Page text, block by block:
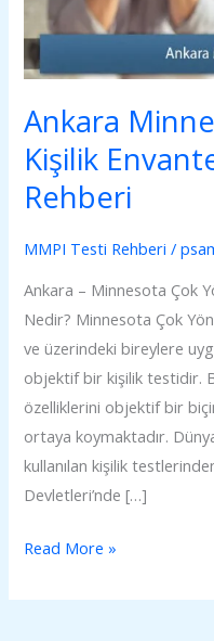
Ankara
Kişilik
Rehberi
MMPI Testi Rehberi /
Ankara – Minnesota Çok
Nedir? Minnesota Çok
ve üzerindeki bireylere
objektif bir kişilik testidir.
özelliklerini objektif bir
ortaya koymaktadır.
kullanılan kişilik
Devletleri’nde […]
(MMPI)
Rehberi
Read More »